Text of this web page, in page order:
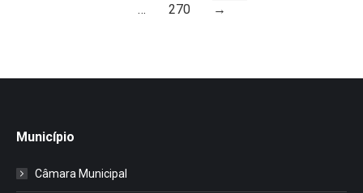
…
270 →
Município
Câmara Municipal